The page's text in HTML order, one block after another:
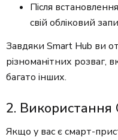
Після
свій обліковий
Завдяки Smart Hub ви
різноманітних розваг,
багато інших.
2. Використання
Якщо у вас є смарт-